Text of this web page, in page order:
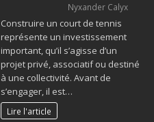
Nyxander Calyx
Construire un court de tennis
représente un investissement
important, qu’il s’agisse d’un
projet privé, associatif ou destiné
à une collectivité. Avant de
s’engager, il est…
Lire l'article